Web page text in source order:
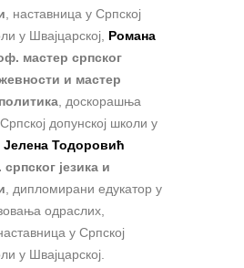
, наставница у Српској
у Швајцарској, Романа
мастер српског
и мастер
, доскорашња
допунској школи у
Јелена Тодоровић
језика и
, дипломирани едукатор у
одраслих,
у Српској
у Швајцарској.